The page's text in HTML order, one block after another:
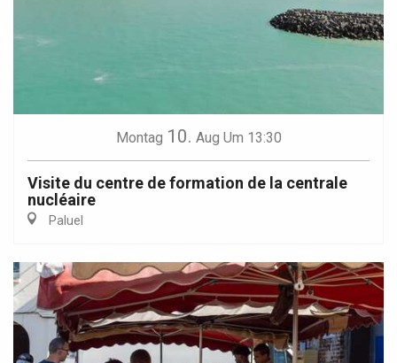
Montag 10. Aug Um 13:30
Visite du centre de formation de la centrale
nucléaire
Paluel